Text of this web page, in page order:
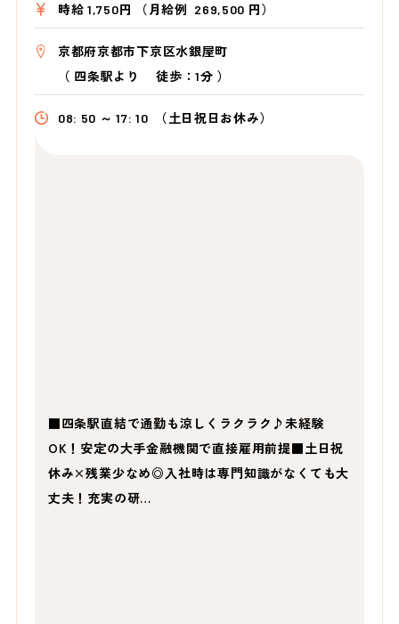
時給 1,750円 （月給例 269,500 円）
京都府京都市下京区水銀屋町
（ 四条駅より徒歩：1分 ）
08: 50 ～ 17: 10 （土日祝日お休み）
■四条駅直結で通勤も涼しくラクラク♪未経験
OK！安定の大手金融機関で直接雇用前提■土日祝
休み×残業少なめ◎入社時は専門知識がなくても大
丈夫！充実の研…